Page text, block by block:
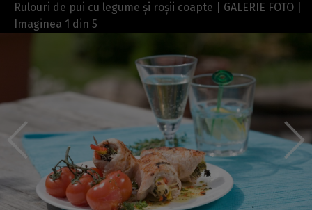
Rulouri de pui cu legume și roșii coapte | GALERIE FOTO |
Imaginea 1 din 5